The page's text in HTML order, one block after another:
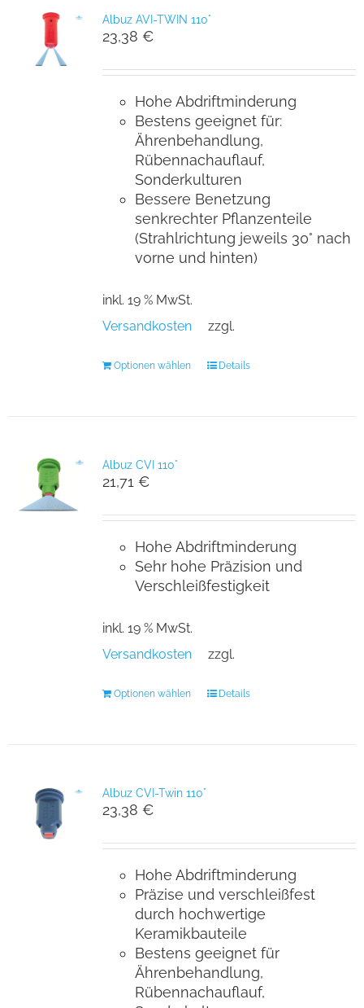
Albuz AVI-TWIN 110°
23,38 €
Hohe Abdriftminderung
Bestens geeignet für:
Ährenbehandlung,
Rübennachauflauf,
Sonderkulturen
Bessere Benetzung
senkrechter Pflanzenteile
(Strahlrichtung jeweils 30° nach
vorne und hinten)
inkl. 19 % MwSt.
zzgl.
Versandkosten
Optionen wählen Details
Albuz CVI 110°
21,71 €
Hohe Abdriftminderung
Sehr hohe Präzision und
Verschleißfestigkeit
inkl. 19 % MwSt.
zzgl.
Versandkosten
Optionen wählen Details
Albuz CVI-Twin 110°
23,38 €
Hohe Abdriftminderung
Präzise und verschleißfest
durch hochwertige
Keramikbauteile
Bestens geeignet für
Ährenbehandlung,
Rübennachauflauf,